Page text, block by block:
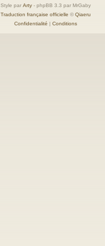
Style par Arty - phpBB 3.3 par MrGaby
Traduction française officielle © Qiaeru
Confidentialité | Conditions